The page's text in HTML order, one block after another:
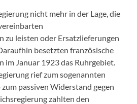
nicht mehr in der Lage, die
zu leisten oder Ersatzlieferungen
besetzten französische
im Januar 1923 das Ruhrgebiet.
rief zum sogenannten
zum passiven Widerstand gegen
zahlten den